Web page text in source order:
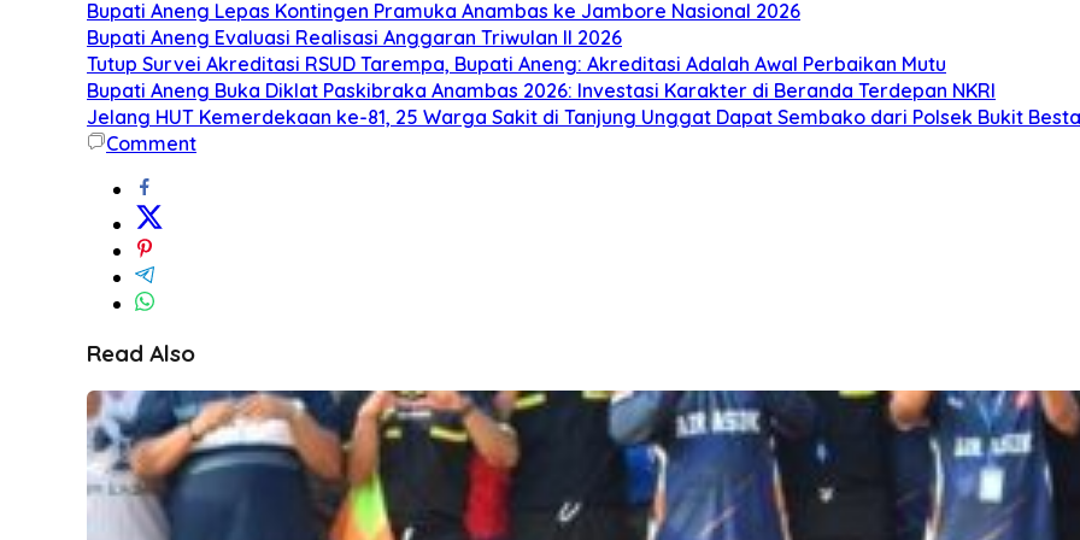
Bupati Aneng Lepas Kontingen Pramuka Anambas ke Jambore Nasional 2026
Bupati Aneng Evaluasi Realisasi Anggaran Triwulan II 2026
Tutup Survei Akreditasi RSUD Tarempa, Bupati Aneng: Akreditasi Adalah Awal Perbaikan Mutu
Bupati Aneng Buka Diklat Paskibraka Anambas 2026: Investasi Karakter di Beranda Terdepan NKRI
Jelang HUT Kemerdekaan ke-81, 25 Warga Sakit di Tanjung Unggat Dapat Sembako dari Polsek Bukit
Comment
Read Also